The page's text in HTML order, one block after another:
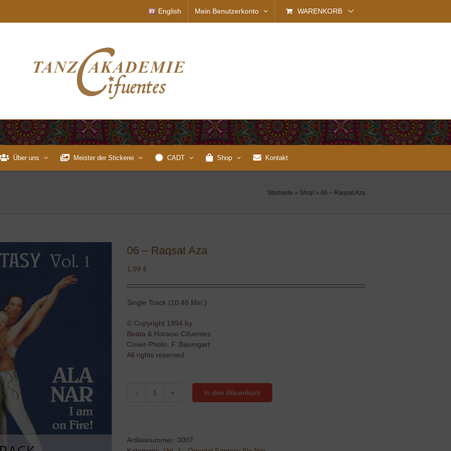
English Mein Benutzerkonto WARENKORB
Über uns Meister der Stickerei CADT Shop Kontakt
Startseite » Shop » 06 – Raqsat Aza
06 – Raqsat Aza
1,99 €
Single Track (10:48 Min.)
© Copyright 1994 by
Beata & Horacio Cifuentes
Cover-Photo: F. Baumgart
All rights reserved
06
Menge
In den Warenkorb
Artikelnummer: 0007